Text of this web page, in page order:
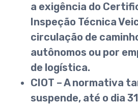
a exigência do
Inspeção Técnica
circulação de
autônomos ou por
de logística.
CIOT – A normativa
suspende, até o dia